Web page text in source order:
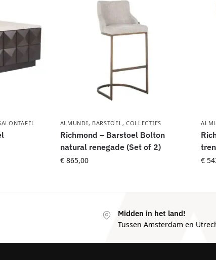
ALMUNDI, BARSTOEL , COLLECTIES
Richmond – Barstoel Bolton
natural renegade (Set of 2)
€865,00 €
Midden in het land!
Tussen Amsterdam en